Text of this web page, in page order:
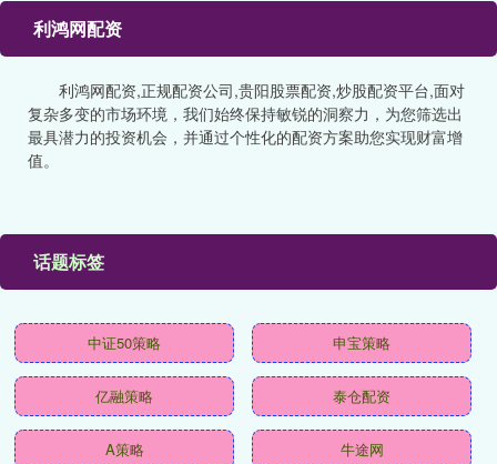
利鸿网配资
利鸿网配资,正规配资公司,贵阳股票配资,炒股配资平台,面对
复杂多变的市场环境，我们始终保持敏锐的洞察力，为您筛选出
最具潜力的投资机会，并通过个性化的配资方案助您实现财富增
值。
话题标签
中证50策略 申宝策略
亿融策略 泰仓配资
A策略 牛途网